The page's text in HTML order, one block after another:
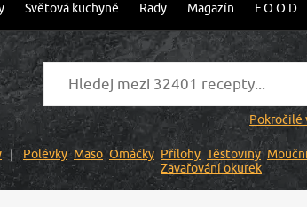
Světová kuchyně Rady Magazín F.O.O.D.
Pokročilé
Polévky Maso Omáčky Přílohy Těstoviny
Zavařování okurek